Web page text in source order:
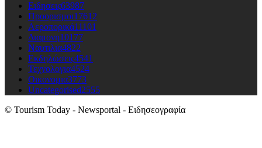
Ειδησεις63987
Προορισμοι17612
Αεροπορικά11101
Διαμονη10177
Ναυτιλια4822
Εκδηλώσεις4541
Τεχνολογια4524
Οικονομια3773
Uncategorised2555
© Tourism Today - Newsportal - Ειδησεογραφία